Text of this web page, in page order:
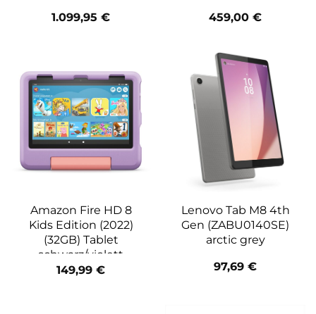
1.099,95 €
459,00 €
Amazon Fire HD 8
Kids Edition (2022)
(32GB) Tablet
schwarz/violett
149,99 €
Lenovo Tab M8 4th
Gen (ZABU0140SE)
arctic grey
97,69 €